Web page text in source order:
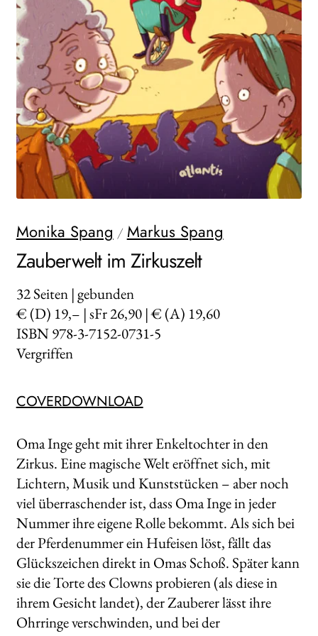
WEITERE VERLAGE
Search:
Monika Spang / Markus Spang
Zauberwelt im Zirkuszelt
32Seiten | gebunden
€ (D) 19,– | sFr 26,90 | € (A) 19,60
ISBN 978-3-7152-0731-5
Vergriffen
COVERDOWNLOAD
Oma Inge geht mit ihrer Enkeltochter in den
Zirkus. Eine magische Welt eröffnet sich, mit
Lichtern, Musik und Kunststücken – aber noch
viel überraschender ist, dass Oma Inge in jeder
Nummer ihre eigene Rolle bekommt. Als sich bei
der Pferdenummer ein Hufeisen löst, fällt das
Glückszeichen direkt in Omas Schoß. Später kann
sie die Torte des Clowns probieren (als diese in
ihrem Gesicht landet), der Zauberer lässt ihre
Ohrringe verschwinden, und bei der